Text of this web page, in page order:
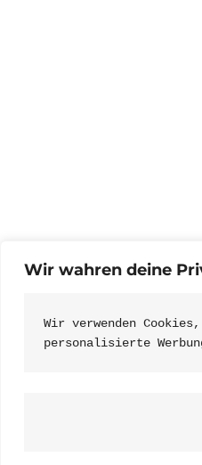
Wir wahren deine
Wir verwenden
personalisierte